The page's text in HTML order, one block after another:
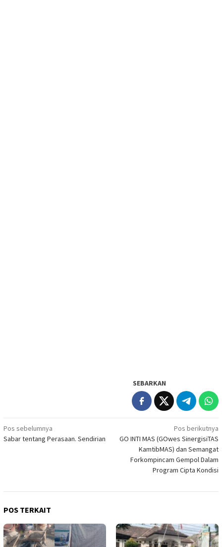
SEBARKAN
Navigasi
pos
Pos sebelumnya
Sabar tentang Perasaan. Sendirian
Pos berikutnya
GO INTI MAS (GOwes SinergisiTAS
KamtibMAS) dan Semangat
Forkompincam Gempol Dalam
Program Cipta Kondisi
POS TERKAIT